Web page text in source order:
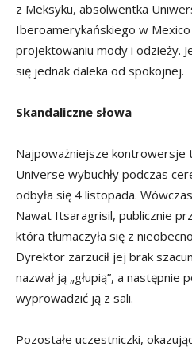
z Meksyku, absolwentka
Iberoamerykańskiego w
projektowaniu mody i odzieży.
się jednak daleka od spokojnej.
Skandaliczne słowa
Najpoważniejsze kontrowersje
Universe wybuchły podczas
odbyła się 4 listopada.
Nawat Itsaragrisil, publicznie
która tłumaczyła się z
Dyrektor zarzucił jej brak
nazwał ją „głupią”, a następnie
wyprowadzić ją z sali.
Pozostałe uczestniczki,